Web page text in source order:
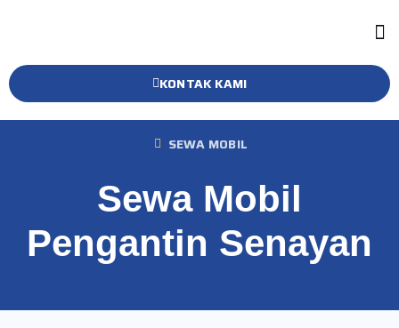
KONTAK KAMI
SEWA MOBIL
Sewa Mobil
Pengantin Senayan